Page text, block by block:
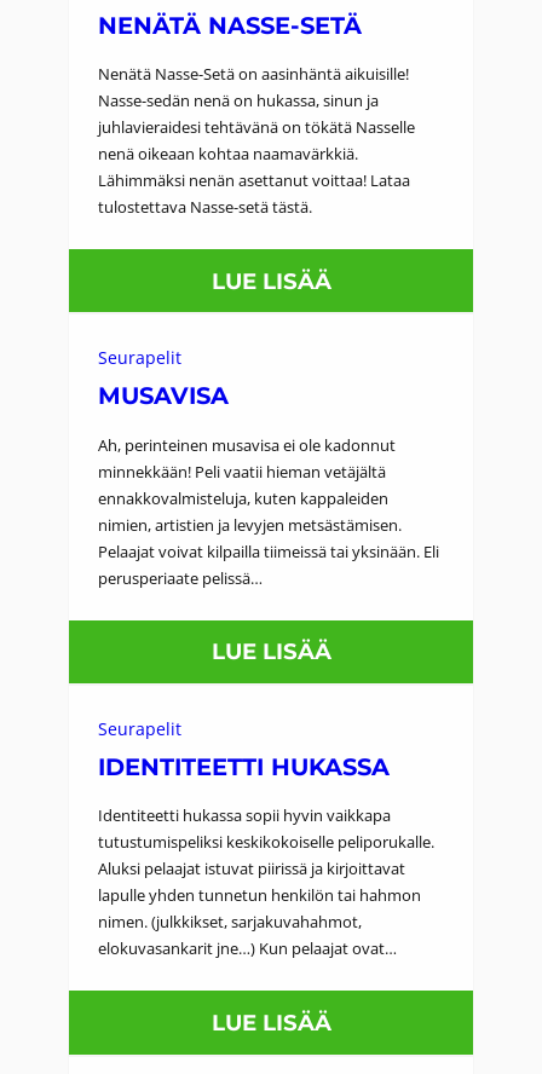
NENÄTÄ NASSE-SETÄ
Nenätä Nasse-Setä on aasinhäntä aikuisille!
Nasse-sedän nenä on hukassa, sinun ja
juhlavieraidesi tehtävänä on tökätä Nasselle
nenä oikeaan kohtaa naamavärkkiä.
Lähimmäksi nenän asettanut voittaa! Lataa
tulostettava Nasse-setä tästä.
LUE LISÄÄ:
N
T
Ä
N
S
S
E
S
T
Ä
Seurapelit
MUSAVISA
Ah, perinteinen musavisa ei ole kadonnut
minnekkään! Peli vaatii hieman vetäjältä
ennakkovalmisteluja, kuten kappaleiden
nimien, artistien ja levyjen metsästämisen.
Pelaajat voivat kilpailla tiimeissä tai yksinään. Eli
perusperiaate pelissä…
LUE LISÄÄ:
M
S
V
I
S
A
Seurapelit
IDENTITEETTI HUKASSA
Identiteetti hukassa sopii hyvin vaikkapa
tutustumispeliksi keskikokoiselle peliporukalle.
Aluksi pelaajat istuvat piirissä ja kirjoittavat
lapulle yhden tunnetun henkilön tai hahmon
nimen. (julkkikset, sarjakuvahahmot,
elokuvasankarit jne…) Kun pelaajat ovat…
LUE LISÄÄ:
I